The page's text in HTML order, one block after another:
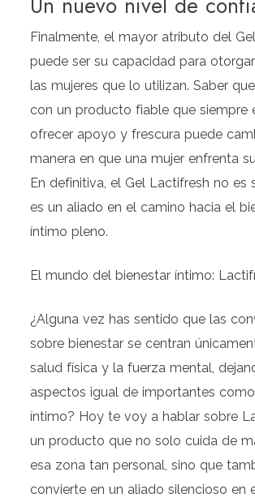
Finalmente, el mayor atributo del
puede ser su capacidad para
las mujeres que lo utilizan. Saber
con un producto fiable que siempre
ofrecer apoyo y frescura puede
manera en que una mujer enfrenta
En definitiva, el Gel Lactifresh no es
es un aliado en el camino hacia el
íntimo pleno.
El mundo del bienestar íntimo:
¿Alguna vez has sentido que las
sobre bienestar se centran
salud física y la fuerza mental,
aspectos igual de importantes
íntimo? Hoy te voy a hablar sobre
un producto que no solo cuida de
esa zona tan personal, sino que
convierte en un aliado silencioso en